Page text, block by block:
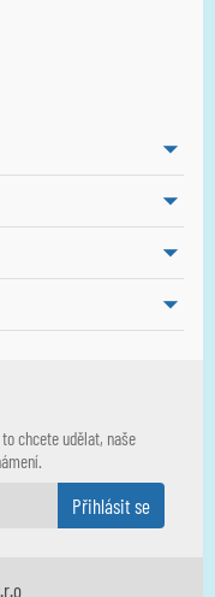
chcete udělat, naše